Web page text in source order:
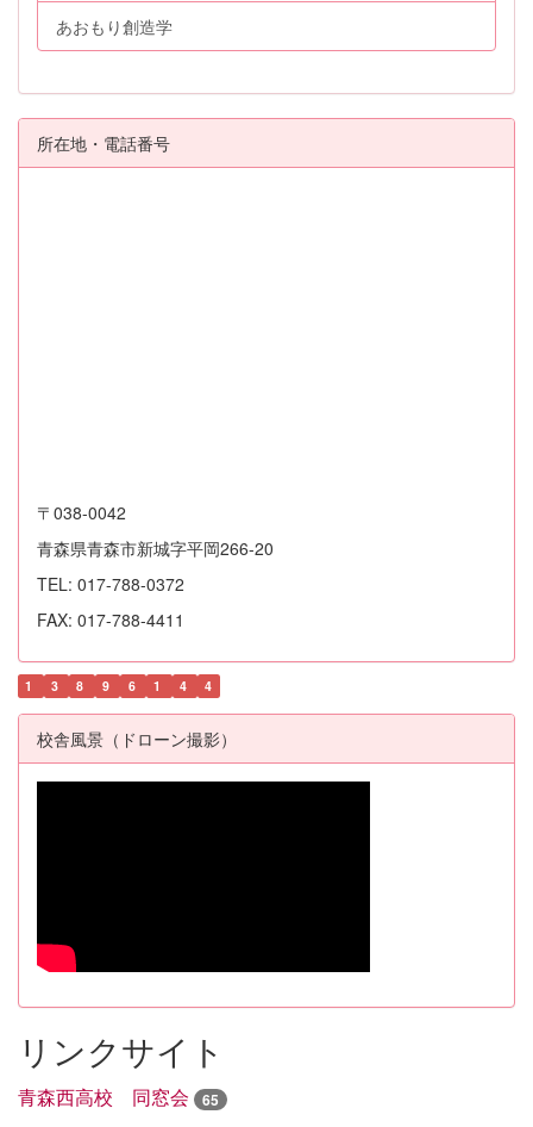
あおもり創造学
所在地・電話番号
〒038-0042
青森県青森市新城字平岡266-20
TEL: 017-788-0372
FAX: 017-788-4411
1 3 8 9 6 1 4 4
校舎風景（ドローン撮影）
リンクサイト
青森西高校 同窓会 65